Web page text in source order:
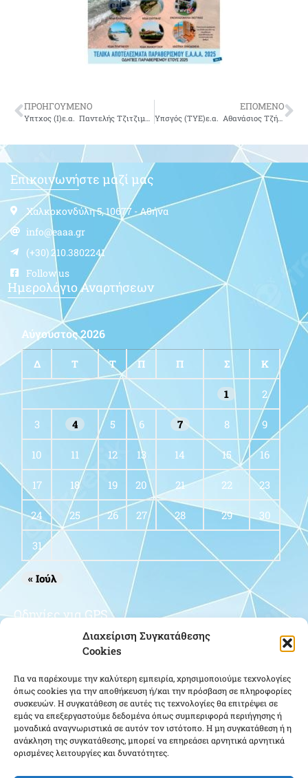
Διαχείριση Συγκατάθεσης
Cookies
Για να παρέχουμε την καλύτερη εμπειρία, χρησιμοποιούμε τεχνολογίες
όπως cookies για την αποθήκευση ή/και την πρόσβαση σε πληροφορίες
συσκευών. Η συγκατάθεση σε αυτές τις τεχνολογίες θα επιτρέψει σε
εμάς να επεξεργαστούμε δεδομένα όπως συμπεριφορά περιήγησης ή
μοναδικά αναγνωριστικά σε αυτόν τον ιστότοπο. Η μη συγκατάθεση ή η
ανάκληση της συγκατάθεσης, μπορεί να επηρεάσει αρνητικά αρνητικά
ορισμένες λειτουργίες και δυνατότητες.
ΠΡΟΗΓΟΥΜΕΝΟ ΕΠΟΜΕΝΟ
Υπσγός (ΤΥΕ)ε.α. Αθανάσιος Τζήμουλας του Χρήστου-δεν είναι πια μαζί μας
Επικοινωνήστε μαζί μας
Χαλκοκονδύλη 5, 10677 - Αθήνα
info@eaaa.gr
(+30) 210.3802241
Follow us
Ημερολόγιο Αναρτήσεων
Αύγουστος 2026
Δ Τ Τ Π Π Σ Κ
1 2
3 4 5 6 7 8 9
10 11 12 13 14 15 16
17 18 19 20 21 22 23
24 25 26 27 28 29 30
31
« Ιούλ
Οδηγίες για GPS
Κάντε κλικ για να αποδεχτείτε cookies
εμπορικής προώθησης και να